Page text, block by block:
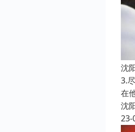
沈
3.
在
沈
23-